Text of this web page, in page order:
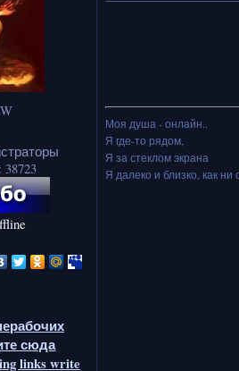
38723
сюда
links write
Моя душа - онлайн..
Я где-то рядом,
Я за стеклом экрана
Я далеко и близко, как ни